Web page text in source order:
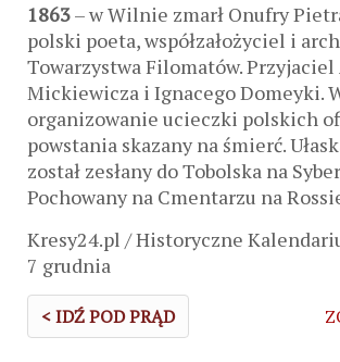
1863– w Wilnie zmarł Onufry
polski poeta, współzałożyciel i
Towarzystwa Filomatów. Przyjaciel
Mickiewicza i Ignacego Domeyki.
organizowanie ucieczki polskich
powstania skazany na śmierć.
został zesłany do Tobolska na
Pochowany na Cmentarzu na
Kresy24.pl / Historyczne
7 grudnia
< IDŹ POD PRĄD